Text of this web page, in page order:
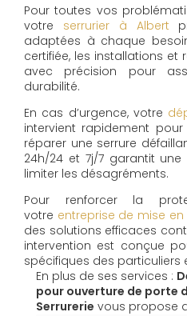
Pour toutes vos
votre serrurier à Albert
adaptées à chaque
certifiée, les installations et
avec précision pour
durabilité.
En cas d’urgence, votre
intervient rapidement
réparer une serrure
24h/24 et 7j/7 garantit
limiter les désagréments.
Pour renforcer la
votre entreprise de mise
des solutions efficaces
intervention est conçue
spécifiques des particuliers
En plus de ses services :
pour ouverture de porte
Serrurerie vous propose